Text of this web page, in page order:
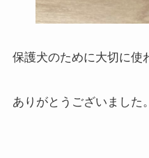
保護犬のために大切に使
ありがとうございました。